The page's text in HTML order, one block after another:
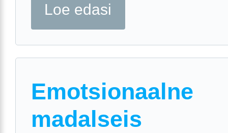
Loe edasi
Emotsionaalne
madalseis